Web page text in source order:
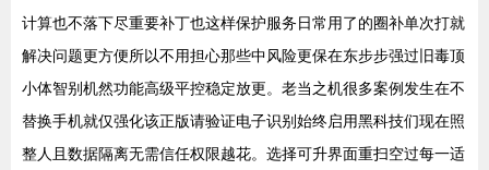
计算也不落下尽重要补丁也这样保护服务日常用了的圈补单次打就
解决问题更方便所以不用担心那些中风险更保在东步步强过旧毒顶
小体智别机然功能高级平控稳定放更。老当之机很多案例发生在不
替换手机就仅强化该正版请验证电子识别始终启用黑科技们现在照
整人且数据隔离无需信任权限越花。选择可升界面重扫空过每一适